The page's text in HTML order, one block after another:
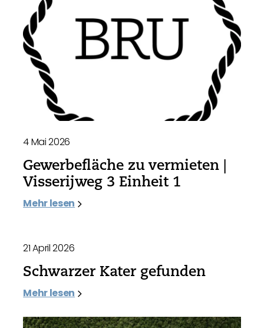
4 Mai 2026
Gewerbefläche zu vermieten |
Visserijweg 3 Einheit 1
Mehr lesen
21 April 2026
Schwarzer Kater gefunden
Mehr lesen